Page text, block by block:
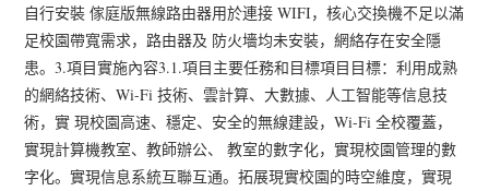
自行安裝 傢庭版無線路由器用於連接 WIFI，核心交換機不足以滿
足校園帶寬需求，路由器及 防火墻均未安裝，網絡存在安全隱
患。3.項目實施內容3.1.項目主要任務和目標項目目標：利用成熟
的網絡技術、Wi-Fi 技術、雲計算、大數據、人工智能等信息技
術，實 現校園高速、穩定、安全的無線建設，Wi-Fi 全校覆蓋，
實現計算機教室、教師辦公、 教室的數字化，實現校園管理的數
字化。實現信息系統互聯互通。拓展現實校園的時空維度，實現